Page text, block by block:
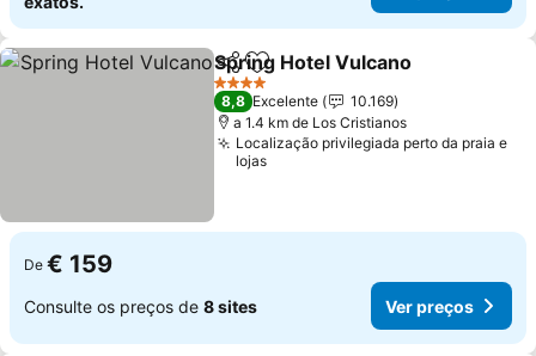
PartilharAdicionar aos favoritos
Spring Hotel Vulcano
4 Estrelas
8,8 Excelente
10.169
a 1.4 km de Los Cristianos
Localização privilegiada perto da praia e
lojas
De € 159
Consulte os preços de 8 sites Ver preços